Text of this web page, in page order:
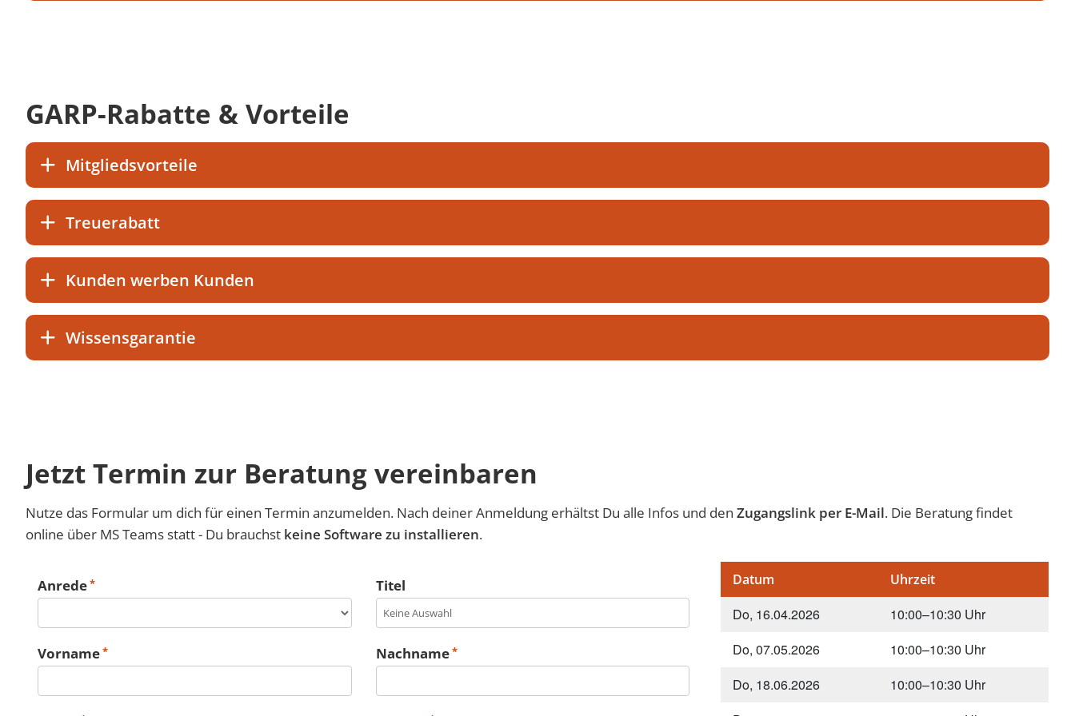
GARP-Rabatte & Vorteile
Mitgliedsvorteile
Treuerabatt
Kunden werben Kunden
Wissensgarantie
Jetzt Termin zur Beratung vereinbaren
Nutze das Formular um dich für einen Termin anzumelden. Nach deiner Anmeldung erhältst Du alle Infos und den Zugangslink per E-Mail. Die Beratung findet
online über MS Teams statt - Du brauchst keine Software zu installieren.
Anrede Titel
Vorname Nachname
Datum Uhrzeit
Do, 16.04.2026
10:00–10:30 Uhr
Do, 07.05.2026
10:00–10:30 Uhr
Do, 18.06.2026
10:00–10:30 Uhr